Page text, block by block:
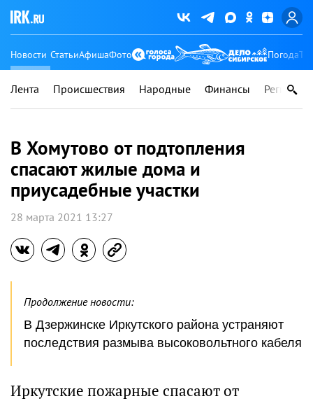
Новости СтатьиАфишаФото Погода
Лента Происшествия Народные Финансы Регионы
В Хомутово от подтопления
спасают жилые дома и
приусадебные участки
28 марта 2021 13:27
Продолжение новости:
В Дзержинске Иркутского района устраняют
последствия размыва высоковольтного кабеля
Иркутские пожарные спасают от